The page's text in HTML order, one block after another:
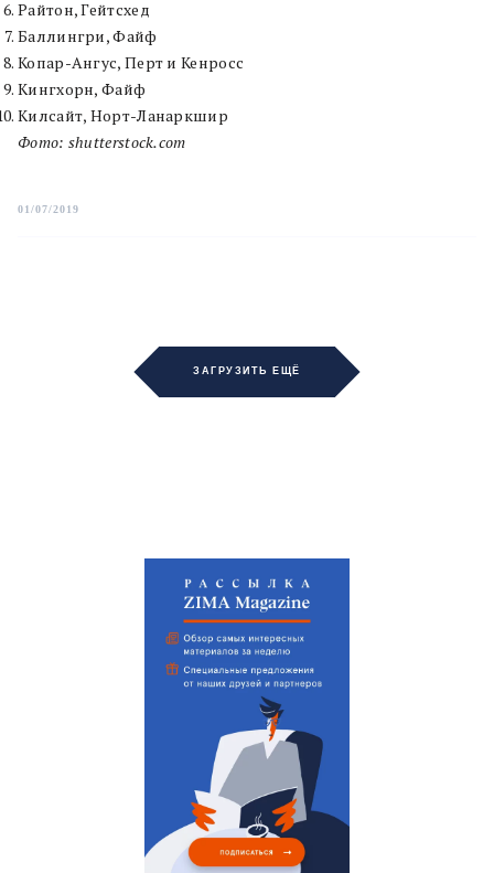
Райтон, Гейтсхед
Баллингри, Файф
Копар-Ангус, Перт и Кенросс
Кингхорн, Файф
Килсайт, Норт-Ланаркшир
Фото: shutterstock.com
01/07/2019
ЗАГРУЗИТЬ ЕЩЁ